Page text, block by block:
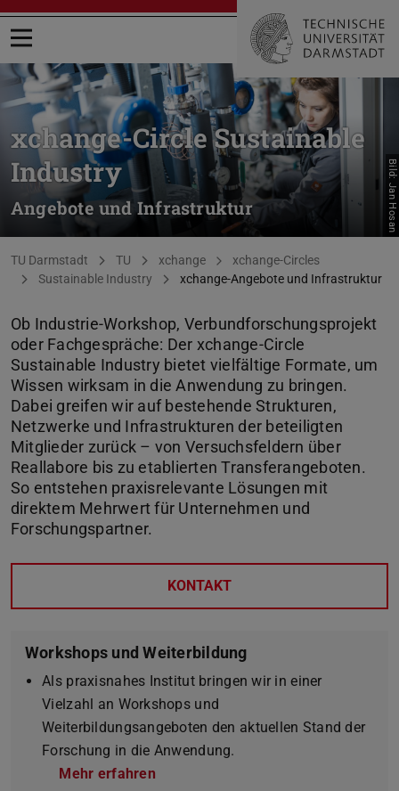
Menü öffnen
xchange-Circle Sustainable
Industry
Angebote und Infrastruktur Bild: Jan Hosan
Sie befinden sich hier:
TU Darmstadt TU xchange
xchange-Circles
Sustainable Industry
xchange-Angebote und Infrastruktur
Ob Industrie-Workshop, Verbundforschungsprojekt
oder Fachgespräche: Der xchange-Circle
Sustainable Industry bietet vielfältige Formate, um
Wissen wirksam in die Anwendung zu bringen.
Dabei greifen wir auf bestehende Strukturen,
Netzwerke und Infrastrukturen der beteiligten
Mitglieder zurück – von Versuchsfeldern über
Reallabore bis zu etablierten Transferangeboten.
So entstehen praxisrelevante Lösungen mit
direktem Mehrwert für Unternehmen und
Forschungspartner.
KONTAKT
Workshops und Weiterbildung
Als praxisnahes Institut bringen wir in einer
Vielzahl an Workshops und
Weiterbildungsangeboten den aktuellen Stand der
Forschung in die Anwendung.
Mehr erfahren